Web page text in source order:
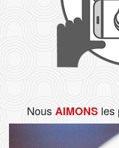
NousAIMONSles